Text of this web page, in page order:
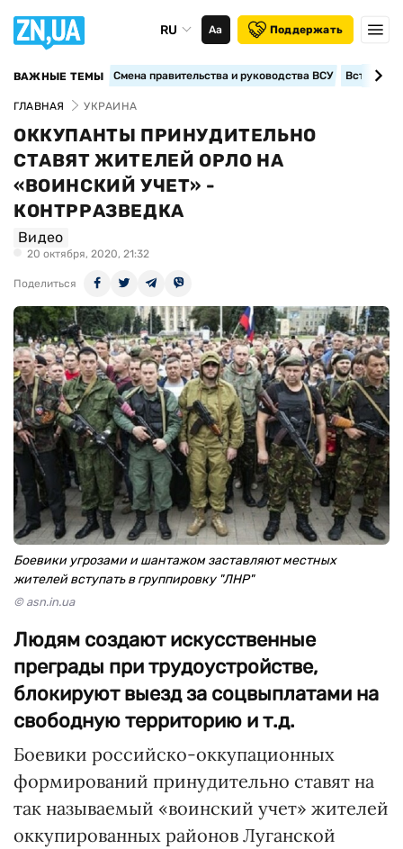
RU Аа Поддержать
ВАЖНЫЕ ТЕМЫ Смена правительства и руководства ВСУ
ГЛАВНАЯ УКРАИНА
ОККУПАНТЫ ПРИНУДИТЕЛЬНО
СТАВЯТ ЖИТЕЛЕЙ ОРЛО НА
«ВОИНСКИЙ УЧЕТ» -
КОНТРРАЗВЕДКА
Видео
20 октября, 2020, 21:32
Поделиться
Боевики угрозами и шантажом заставляют местных
жителей вступать в группировку "ЛНР"
© asn.in.ua
Людям создают искусственные
преграды при трудоустройстве,
блокируют выезд за соцвыплатами на
свободную территорию и т.д.
Боевики российско-оккупационных
формирований принудительно ставят на
так называемый «воинский учет» жителей
оккупированных районов Луганской